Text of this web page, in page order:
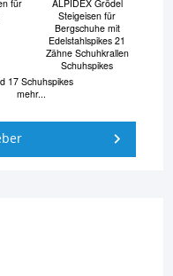
für
ALPIDEX Grödel
Steigeisen für
Bergschuhe mit
Edelstahlspikes 21
Zähne Schuhkrallen
Schuhspikes
17 Schuhspikes
mehr...